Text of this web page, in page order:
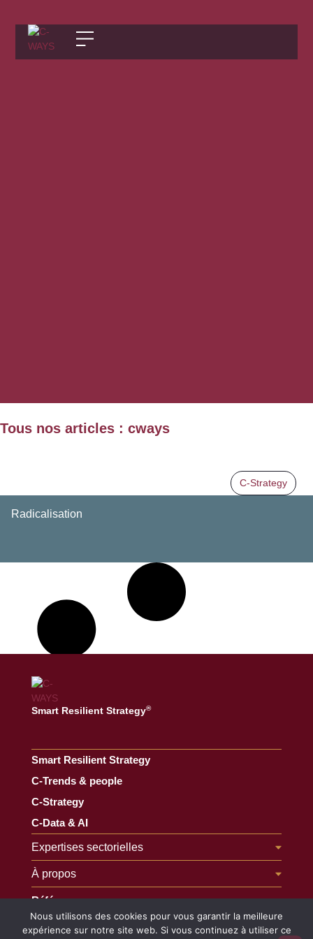
Tous nos articles : cways
C-Strategy
Radicalisation
Smart Resilient Strategy®
Smart Resilient Strategy
C-Trends & people
C-Strategy
C-Data & AI
Expertises sectorielles
À propos
Références
News
Nous utilisons des cookies pour vous garantir la meilleure
expérience sur notre site web. Si vous continuez à utiliser ce